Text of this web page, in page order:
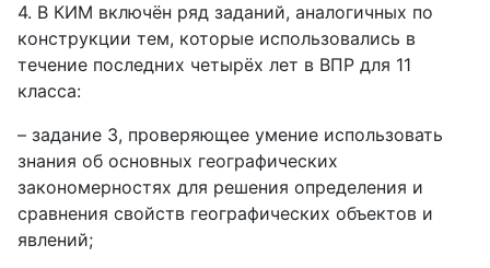
4. В КИМ включён ряд заданий, аналогичных по
конструкции тем, которые использовались в
течение последних четырёх лет в ВПР для 11
класса:
– задание 3, проверяющее умение использовать
знания об основных географических
закономерностях для решения определения и
сравнения свойств географических объектов и
явлений;